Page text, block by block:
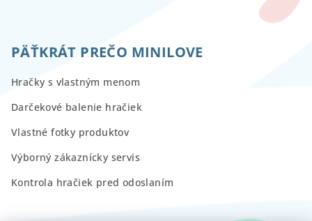
PÄŤKRÁT PREČO MINILOVE
Hračky s vlastným menom
Darčekové balenie hračiek
Vlastné fotky produktov
Výborný zákaznícky servis
Kontrola hračiek pred odoslaním